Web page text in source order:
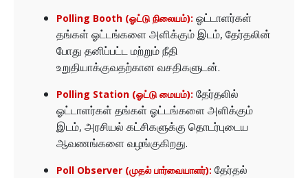
Polling Booth (ஓட்டு நிலையம்): ஓட்டாளர்கள்
தங்கள் ஓட்டங்களை அளிக்கும் இடம், தேர்தலின்
போது தனிப்பட்ட மற்றும் நீதி
உறுதியாக்குவதற்கான வசதிகளுடன்.
Polling Station (ஓட்டு மையம்): தேர்தலில்
ஓட்டாளர்கள் தங்கள் ஓட்டங்களை அளிக்கும்
இடம், அரசியல் கட்சிகளுக்கு தொடர்புடைய
ஆவணங்களை வழங்குகிறது.
Poll Observer (முதல் பார்வையாளர்): தேர்தல்